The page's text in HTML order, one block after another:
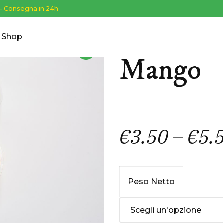
Consegna in 24h
Shop
Mango
€3.50–€
Peso Netto